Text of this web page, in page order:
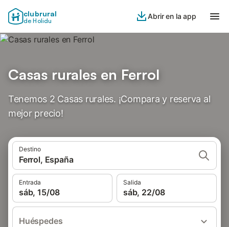
clubrural
de Holidu
Abrir en la app
Casas rurales en Ferrol
Tenemos 2 Casas rurales. ¡Compara y reserva al
mejor precio!
Destino
Ferrol, España
Entrada
sáb, 15/08
Salida
sáb, 22/08
Huéspedes